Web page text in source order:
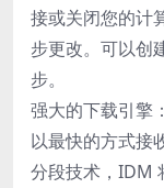
接或关闭您的计
步更改。可以创
步。
强大的下载引擎
以最快的方式接
分段技术，IDM